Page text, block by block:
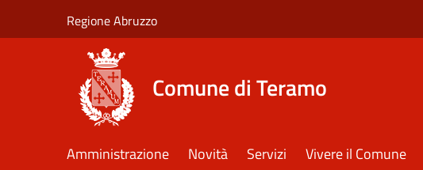
Regione Abruzzo
Comune di Teramo
Amministrazione Novità Servizi Vivere il Comune